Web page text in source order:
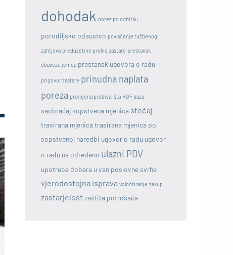
dohodak porez po odbitku
porodiljsko odsustvo povlačenje tužbenog
zahtjeva preduzetnik prekid zastare prestanak
obaveze jemca prestanak ugovora o radu
prigovor zastare prinudna naplata
poreza promjena prebivališta ROF baza
saobraćaj sopstvena mjenica stečaj
trasirana mjenica trasirana mjenica po
sopstvenoj naredbi ugovor o radu ugovor
o radu na određeno ulazni PDV
upotreba dobara u van poslovne svrhe
vjerodostojna isprava volontiranje zakup
zastarjelost zaštita potrošača